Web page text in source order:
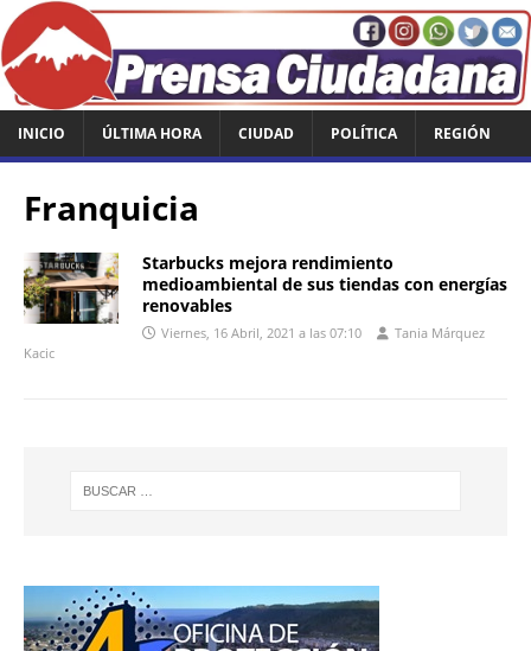
INICIO ÚLTIMA HORA CIUDAD POLÍTICA REGIÓN
Franquicia
Starbucks mejora rendimiento
medioambiental de sus tiendas con energías
renovables
Viernes, 16 Abril, 2021 a las 07:10
Tania Márquez
Kacic